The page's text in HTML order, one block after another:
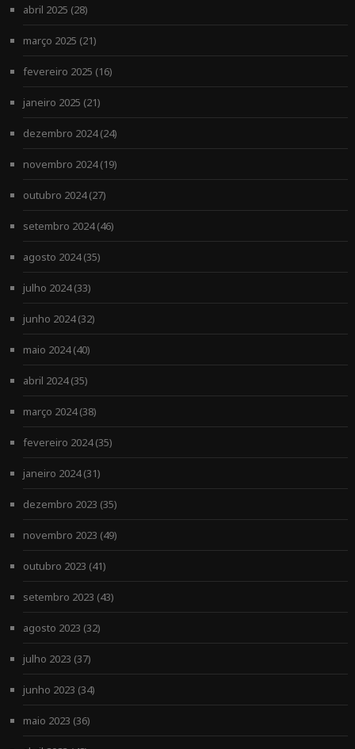
abril 2025 (28)
março 2025 (21)
fevereiro 2025 (16)
janeiro 2025 (21)
dezembro 2024(24)
novembro 2024(19)
outubro 2024(27)
setembro 2024(46)
agosto 2024(35)
julho 2024(33)
junho 2024(32)
maio 2024(40)
abril 2024(35)
março 2024(38)
fevereiro 2024(35)
janeiro 2024(31)
dezembro 2023 (35)
novembro 2023 (49)
outubro 2023 (41)
setembro 2023 (43)
agosto 2023 (32)
julho 2023 (37)
junho 2023 (34)
maio 2023 (36)